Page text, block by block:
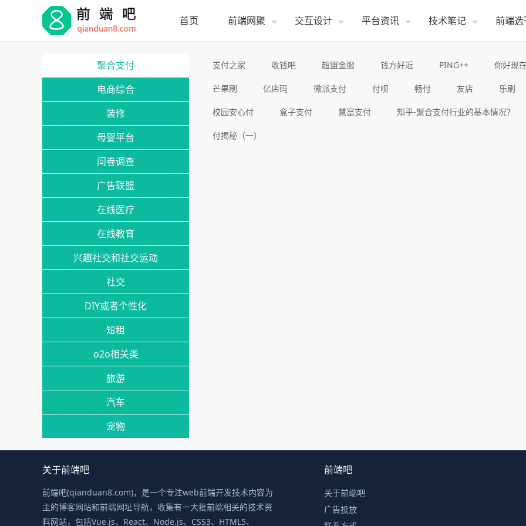
首页 前端网聚 交互设计 平台资讯 技术笔记 前端选
聚合支付
电商综合
装修
母婴平台
问卷调查
广告联盟
在线医疗
在线教育
兴趣社交和社交运动
社交
DIY或者个性化
短租
o2o相关类
旅游
汽车
宠物
支付之家 收钱吧 超盟金服 钱方好近 PING++ 你好现
芒果刷 亿店码 微派支付 付呗 畅付 友店 乐刷
校园安心付 盒子支付 慧富支付 知乎-聚合支付行业的基本情况？
付揭秘（一）
关于前端吧
前端吧(qianduan8.com)，是一个专注web前端开发技术内容为
主的博客网站和前端网址导航，收集有一大批前端相关的技术资
料网站，包括Vue.js、React、Node.js、CSS3、HTML5、
前端吧
关于前端吧
广告投放